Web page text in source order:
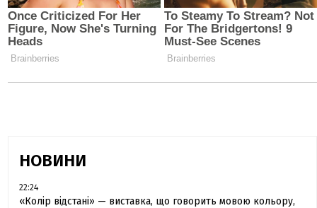
НОВИНИ
22:24
«Колір відстані» — виставка, що говорить мовою кольору,